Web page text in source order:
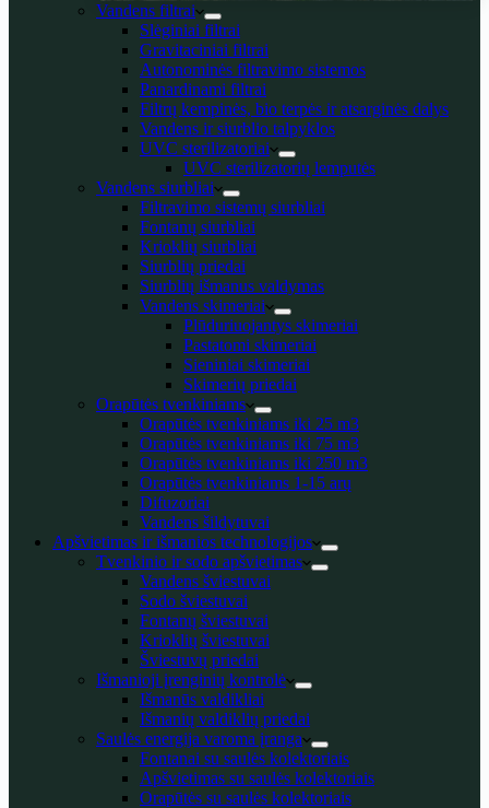
Vandens filtrai
Slėginiai filtrai
Gravitaciniai filtrai
Autonominės filtravimo sistemos
Panardinami filtrai
Filtrų kempinės, bio terpės ir atsarginės dalys
Vandens ir siurblio talpyklos
UVC sterilizatoriai
UVC sterilizatorių lemputės
Vandens siurbliai
Filtravimo sistemų siurbliai
Fontanų siurbliai
Krioklių siurbliai
Siurblių priedai
Siurblių išmanus valdymas
Vandens skimeriai
Plūduriuojantys skimeriai
Pastatomi skimeriai
Sieniniai skimeriai
Skimerių priedai
Orapūtės tvenkiniams
Orapūtės tvenkiniams iki 25 m3
Orapūtės tvenkiniams iki 75 m3
Orapūtės tvenkiniams iki 250 m3
Orapūtės tvenkiniams 1-15 arų
Difuzoriai
Vandens šildytuvai
Apšvietimas ir išmanios technologijos
Tvenkinio ir sodo apšvietimas
Vandens šviestuvai
Sodo šviestuvai
Fontanų šviestuvai
Krioklių šviestuvai
Šviestuvų priedai
Išmanioji įrenginių kontrolė
Išmanūs valdikliai
Išmanių valdiklių priedai
Saulės energija varoma įranga
Fontanai su saulės kolektoriais
Apšvietimas su saulės kolektoriais
Orapūtės su saulės kolektoriais